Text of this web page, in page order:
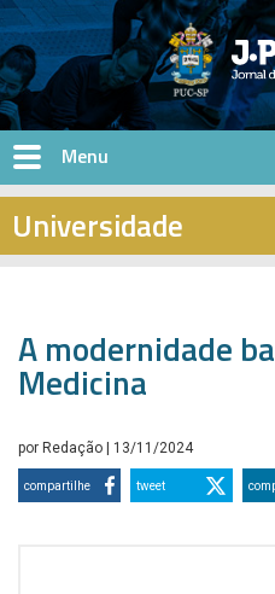
Pular para o conteúdo principal
Universidade
A modernidade
Medicina
por Redação | 13/11/2024
compartilhe tweet